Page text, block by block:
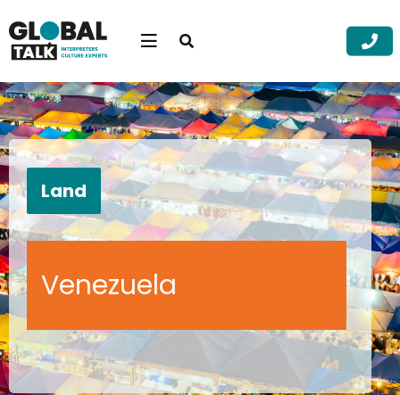
Open
Zoek
Zoek
Land
Venezuela